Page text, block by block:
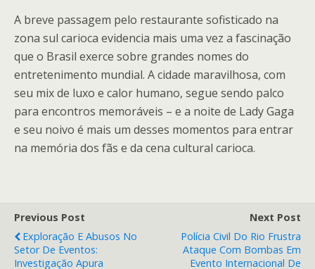
A breve passagem pelo restaurante sofisticado na
zona sul carioca evidencia mais uma vez a fascinação
que o Brasil exerce sobre grandes nomes do
entretenimento mundial. A cidade maravilhosa, com
seu mix de luxo e calor humano, segue sendo palco
para encontros memoráveis – e a noite de Lady Gaga
e seu noivo é mais um desses momentos para entrar
na memória dos fãs e da cena cultural carioca.
Previous Post
Exploração E Abusos No
Setor De Eventos:
Investigação Apura
Next Post
Polícia Civil Do Rio Frustra
Ataque Com Bombas Em
Evento Internacional De